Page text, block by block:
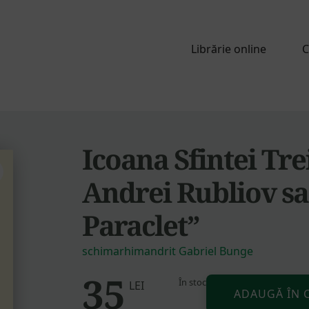
Librărie online
Icoana Sfintei
Andrei Rubliov
Paraclet”
schimarhimandrit Gabriel Bunge
35 LEI În stocCantitate
IcoanaADAUGĂ ÎN